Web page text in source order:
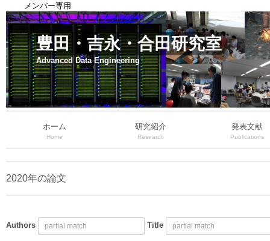
メンバー専用
豊田・吉永・合田研究室
Advanced Data Engineering
ホーム
Home
研究紹介
Research
発表文献
Publications
2020年の論文
Authors Title